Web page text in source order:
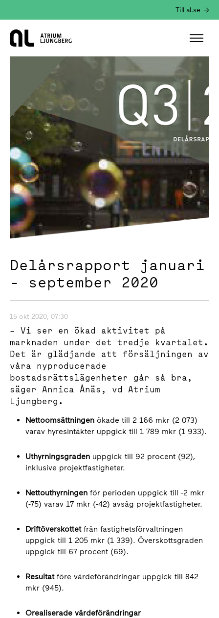
Till al.se
Hem
Delårsrapport januari
- september 2020
15 okt 2020, 07:30
– Vi ser en ökad aktivitet på
marknaden under det tredje kvartalet.
Det är glädjande att försäljningen av
våra nyproducerade
bostadsrättslägenheter går så bra,
säger Annica Ånäs, vd Atrium
Ljungberg.
Nettoomsättningen ökade till 2 166 mkr (2 073)
varav hyresintäkter uppgick till 1 789 mkr (1 933).
Uthyrningsgraden uppgick till 92 procent (92),
inklusive projektfastigheter.
Nettouthyrningen för perioden uppgick till -2 mkr
(-75) varav 17 mkr (-42) avsåg projektfastigheter.
Driftöverskottetfrån fastighetsförvaltningen
uppgick till 1 205 mkr (1 339). Överskottsgraden
uppgick till 67 procent (69).
Resultatföre värdeförändringar uppgick till 842
mkr (945).
Orealiserade värdeförändringar